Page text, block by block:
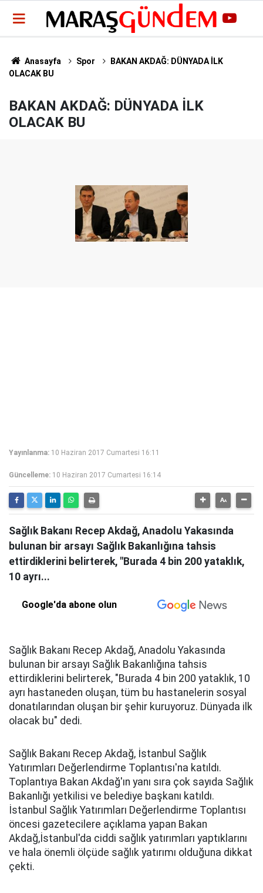
Anasayfa Spor
BAKAN AKDAĞ: DÜNYADA İLK
OLACAK BU
BAKAN AKDAĞ: DÜNYADA İLK
OLACAK BU
Yayınlanma: 10 Haziran 2017 Cumartesi 16:11
Güncelleme: 10 Haziran 2017 Cumartesi 16:14
Sağlık Bakanı Recep Akdağ, Anadolu Yakasında
bulunan bir arsayı Sağlık Bakanlığına tahsis
ettirdiklerini belirterek, "Burada 4 bin 200 yataklık,
10 ayrı...
Google'da abone olun
Sağlık Bakanı Recep Akdağ, Anadolu Yakasında
bulunan bir arsayı Sağlık Bakanlığına tahsis
ettirdiklerini belirterek, "Burada 4 bin 200 yataklık, 10
ayrı hastaneden oluşan, tüm bu hastanelerin sosyal
donatılarından oluşan bir şehir kuruyoruz. Dünyada ilk
olacak bu" dedi.
Sağlık Bakanı Recep Akdağ, İstanbul Sağlık
Yatırımları Değerlendirme Toplantısı'na katıldı.
Toplantıya Bakan Akdağ'ın yanı sıra çok sayıda Sağlık
Bakanlığı yetkilisi ve belediye başkanı katıldı.
İstanbul Sağlık Yatırımları Değerlendirme Toplantısı
öncesi gazetecilere açıklama yapan Bakan
Akdağ,İstanbul'da ciddi sağlık yatırımları yaptıklarını
ve hala önemli ölçüde sağlık yatırımı olduğuna dikkat
çekti.